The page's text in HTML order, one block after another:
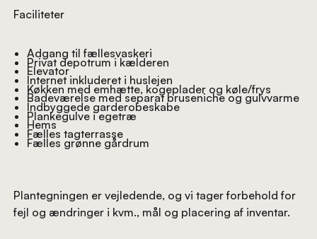
Faciliteter
Adgang til fællesvaskeri
Privat depotrum i kælderen
Elevator
Internet inkluderet i huslejen
Køkken med emhætte, kogeplader og køle/frys
Badeværelse med separat bruseniche og gulvvarme
Indbyggede garderobeskabe
Plankegulve i egetræ
Hems
Fælles tagterrasse
Fælles grønne gårdrum
Plantegningen er vejledende, og vi tager forbehold for
fejl og ændringer i kvm., mål og placering af inventar.